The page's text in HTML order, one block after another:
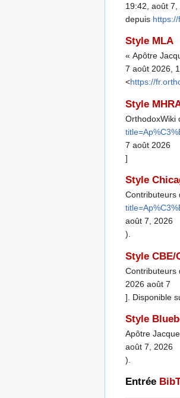
19:42, août 7,
depuis
Style MLA
« Apôtre
7 août 2026,
<https://
Style
OrthodoxWiki
7 août 2026
]
Style
Contributeurs
août 7, 2026
).
Style CBE/
Contributeurs
2026 août 7
]. Disponible
Style
Apôtre
août 7, 2026
).
Entrée